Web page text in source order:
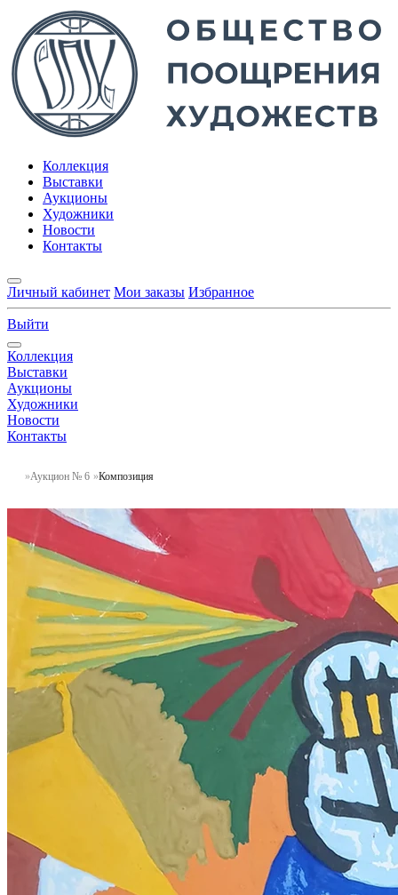
Коллекция
Выставки
Аукционы
Художники
Новости
Контакты
Личный кабинет Мои заказы Избранное
Выйти
Коллекция
Выставки
Аукционы
Художники
Новости
Контакты
Аукцион № 6 Композиция